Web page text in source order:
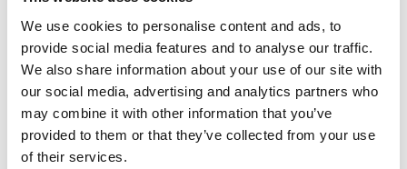
We use cookies to personalise content and ads, to
provide social media features and to analyse our traffic.
We also share information about your use of our site with
our social media, advertising and analytics partners who
may combine it with other information that you’ve
provided to them or that they’ve collected from your use
of their services.